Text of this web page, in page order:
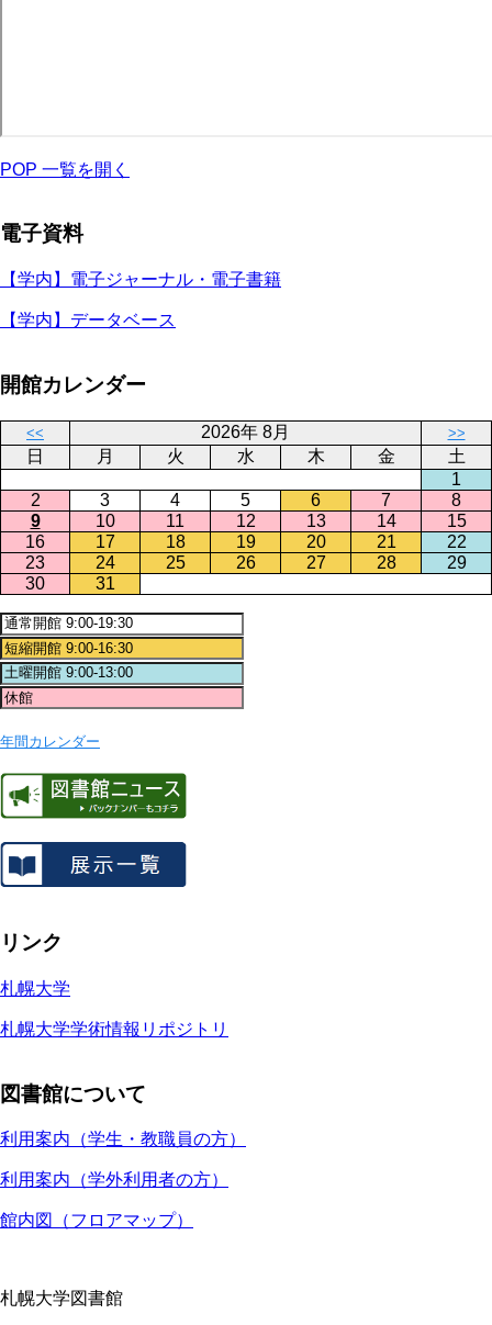
POP 一覧を開く
電子資料
【学内】電子ジャーナル・電子書籍
【学内】データベース
開館カレンダー
<< 2026年 8月 >>
日 月 火 水 木 金
土
1
2
3 4 5 6 7
8
9
10 11 12 13 14
15
16
17 18 19 20 21
22
23
24 25 26 27 28
29
30
31
年間カレンダー
リンク
札幌大学
札幌大学学術情報リポジトリ
図書館について
利用案内（学生・教職員の方）
利用案内（学外利用者の方）
館内図（フロアマップ）
札幌大学図書館